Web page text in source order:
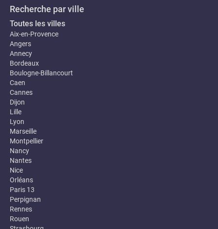
Recherche par ville
Toutes les villes
Aix-en-Provence
Angers
Annecy
Bordeaux
Boulogne-Billancourt
Caen
Cannes
Dijon
Lille
Lyon
Marseille
Montpellier
Nancy
Nantes
Nice
Orléans
Paris 13
Perpignan
Rennes
Rouen